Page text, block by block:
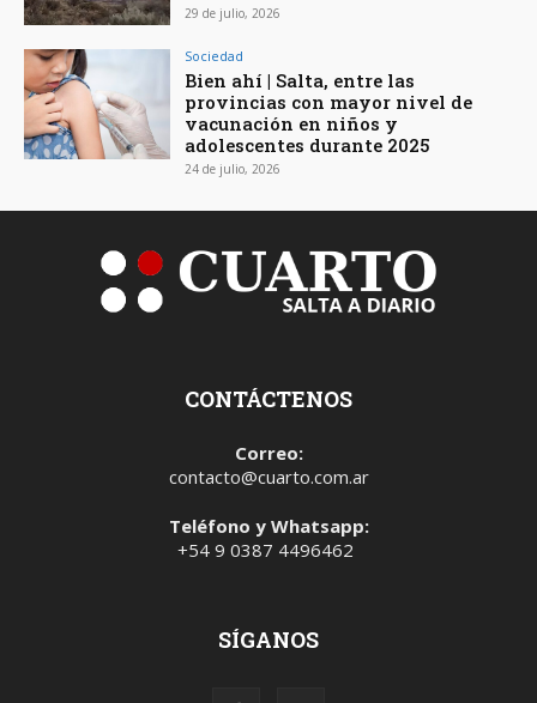
29 de julio, 2026
Sociedad
Bien ahí | Salta, entre las
provincias con mayor nivel de
vacunación en niños y
adolescentes durante 2025
24 de julio, 2026
CONTÁCTENOS
Correo:
contacto@cuarto.com.ar
Teléfono y Whatsapp:
+54 9 0387 4496462
SÍGANOS